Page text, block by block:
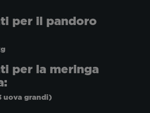
per il pandoro
per la meringa
uova grandi)